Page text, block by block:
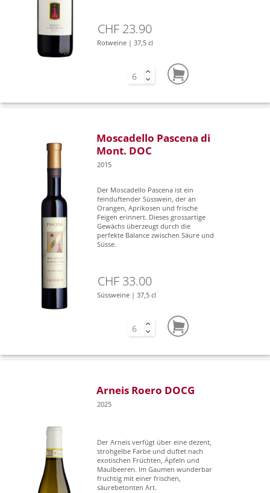
CHF 23.90
Rotweine | 37,5 cl
Moscadello Pascena di
Mont. DOC
2015
Der Moscadello Pascena ist ein
feinduftender Süsswein, der an
Orangen, Aprikosen und frische
Feigen erinnert. Dieses grossartige
Gewächs überzeugt durch die
perfekte Balance zwischen Säure und
Süsse.
CHF 33.00
Süssweine | 37,5 cl
Arneis Roero DOCG
2025
Der Arneis verfügt über eine dezent,
strohgelbe Farbe und duftet nach
exotischen Früchten, Äpfeln und
Maulbeeren. Im Gaumen wunderbar
fruchtig mit einer frischen,
säurebetonten Art.